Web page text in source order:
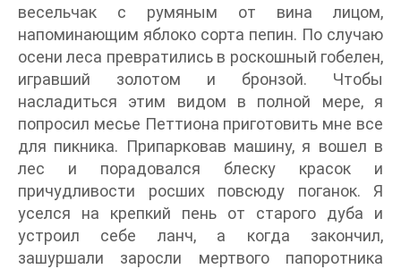
весельчак с румяным от вина лицом,
напоминающим яблоко сорта пепин. По случаю
осени леса превратились в роскошный гобелен,
игравший золотом и бронзой. Чтобы
насладиться этим видом в полной мере, я
попросил месье Петтиона приготовить мне все
для пикника. Припарковав машину, я вошел в
лес и порадовался блеску красок и
причудливости росших повсюду поганок. Я
уселся на крепкий пень от старого дуба и
устроил себе ланч, а когда закончил,
зашуршали заросли мертвого папоротника